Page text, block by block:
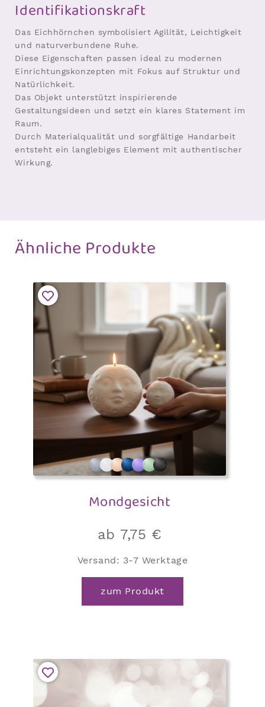
Identifikationskraft
Das Eichhörnchen symbolisiert Agilität, Leichtigkeit
und naturverbundene Ruhe.
Diese Eigenschaften passen ideal zu modernen
Einrichtungskonzepten mit Fokus auf Struktur und
Natürlichkeit.
Das Objekt unterstützt inspirierende
Gestaltungsideen und setzt ein klares Statement im
Raum.
Durch Materialqualität und sorgfältige Handarbeit
entsteht ein langlebiges Element mit authentischer
Wirkung.
Ähnliche Produkte
Mondgesicht
ab 7,75 €
Versand: 3-7 Werktage
zum Produkt
Dieses
Optionen